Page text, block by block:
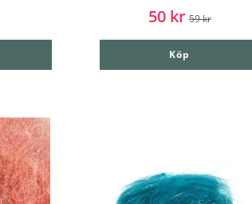
50 kr 59 kr
Köp